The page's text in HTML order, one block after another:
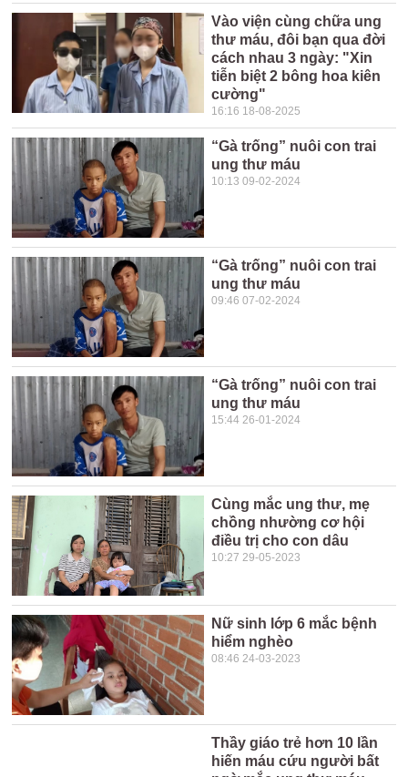
Vào viện cùng chữa ung
thư máu, đôi bạn qua đời
cách nhau 3 ngày: "Xin
tiễn biệt 2 bông hoa kiên
cường"
16:16 18-08-2025
“Gà trống” nuôi con trai
ung thư máu
10:13 09-02-2024
“Gà trống” nuôi con trai
ung thư máu
09:46 07-02-2024
“Gà trống” nuôi con trai
ung thư máu
15:44 26-01-2024
Cùng mắc ung thư, mẹ
chồng nhường cơ hội
điều trị cho con dâu
10:27 29-05-2023
Nữ sinh lớp 6 mắc bệnh
hiểm nghèo
08:46 24-03-2023
Thầy giáo trẻ hơn 10 lần
hiến máu cứu người bất